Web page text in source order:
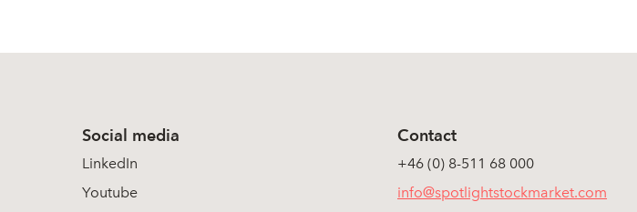
Social media
LinkedIn
Youtube
Contact
+46 (0) 8-511 68 000
info@spotlightstockmarket.com